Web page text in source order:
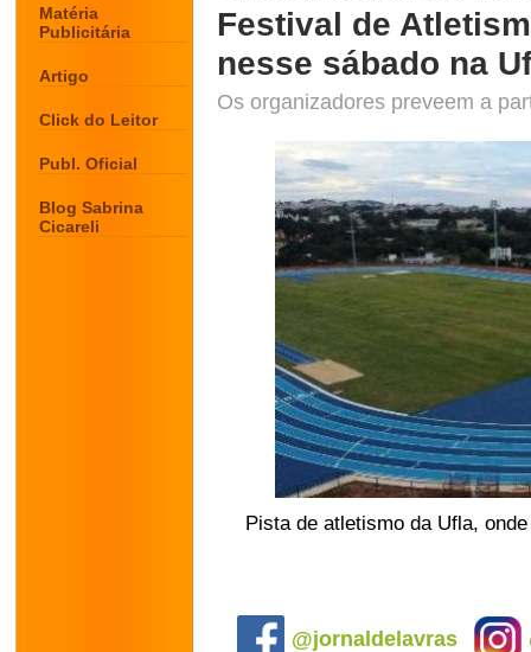
Matéria
Publicitária
Artigo
Click do Leitor
Publ. Oficial
Blog Sabrina
Cicareli
Festival de
nesse sábado na
Os organizadores preveem a
Pista de atletismo da Ufla,
@jornaldelavras